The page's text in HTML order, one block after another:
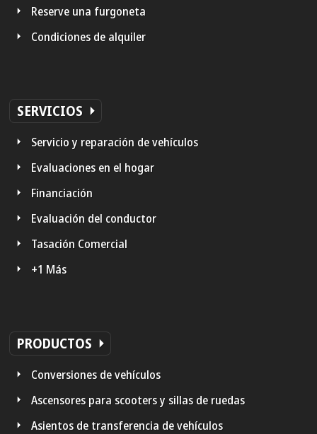
Reserve una furgoneta
Condiciones de alquiler
SERVICIOS
Servicio y reparación de vehículos
Evaluaciones en el hogar
Financiación
Evaluación del conductor
Tasación Comercial
+1 Más
PRODUCTOS
Conversiones de vehículos
Ascensores para scooters y sillas de ruedas
Asientos de transferencia de vehículos